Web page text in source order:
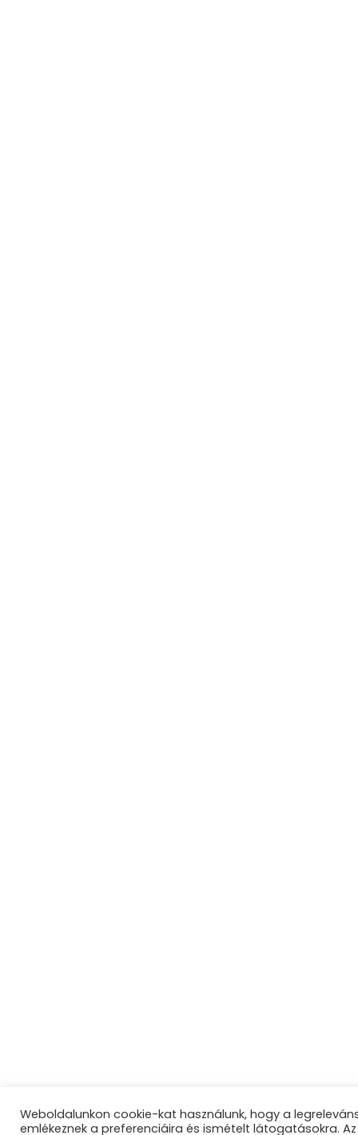
Weboldalunkon cookie-kat használunk, hogy a
emlékeznek a preferenciáira és ismételt látogatásokra.